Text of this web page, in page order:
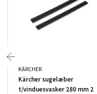
KÄRCHER
Kärcher sugelæber
t/vinduesvasker 280 mm 2